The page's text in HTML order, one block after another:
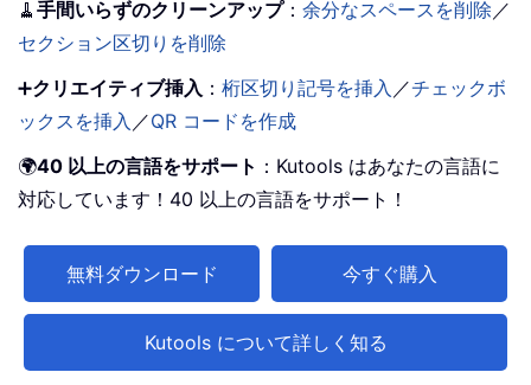
🧹 手間いらずのクリーンアップ： 余分なスペースを削除 ／
セクション区切りを削除
➕クリエイティブ挿入 ： 桁区切り記号を挿入 ／チェックボ
ックスを挿入 ／QR コードを作成
🌍40 以上の言語をサポート ：Kutools はあなたの言語に
対応しています！40 以上の言語をサポート！
無料ダウンロード 今すぐ購入
Kutools について詳しく知る